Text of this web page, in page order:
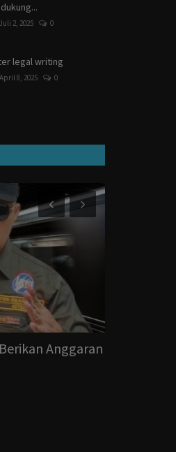
Juli 2, 2025 0
legal writing
April 8, 2025 0
Anggaran